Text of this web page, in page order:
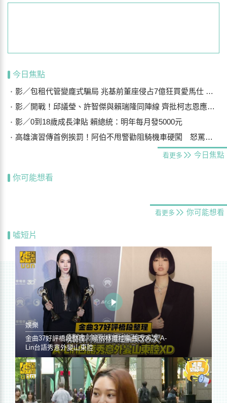
今日焦點
影／包租代管變龐式騙局 兆基前董座侵占7億狂買愛馬仕 李建成送北檢
影／開戰！邱議瑩、許智傑與賴瑞隆同陣線 齊批柯志恩應向陳時中道歉
影／0到18歲成長津貼 賴總統：明年每月發5000元
高雄演習傳首例挨罰！阿伯不甩警勸阻騎機車硬闖 怒罵「騙肖ㄟ」慘了
看更多 今日焦點
你可能想看
看更多 你可能想看
噓短片
娛樂
金曲37好評橋段整理／蔡依林遭控編曲改36次 A-
Lin台語秀意外變山東腔